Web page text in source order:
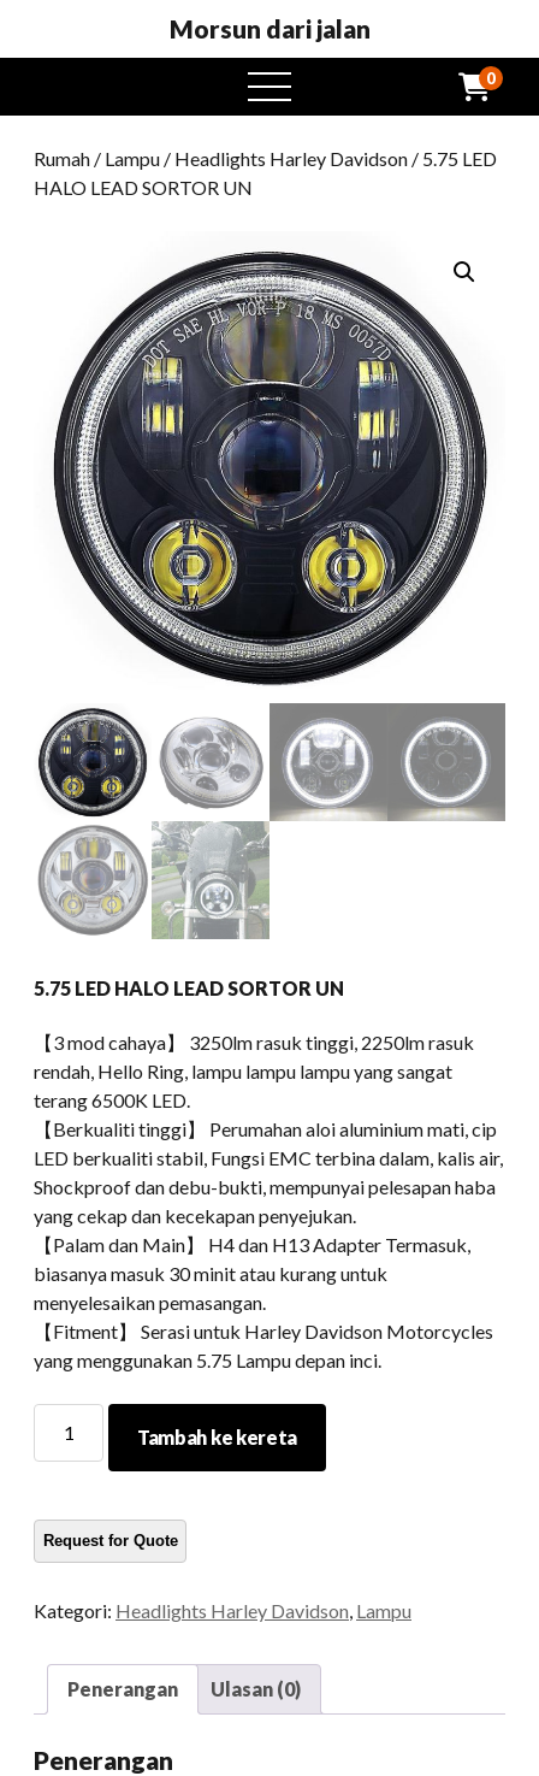
Morsun dari jalan
Buka
menu
0
Rumah / Lampu / Headlights Harley Davidson / 5.75 LED
HALO LEAD SORTOR UN
5.75 LED HALO LEAD SORTOR UN
【3 mod cahaya】 3250lm rasuk tinggi, 2250lm rasuk
rendah, Hello Ring, lampu lampu lampu yang sangat
terang 6500K LED.
【Berkualiti tinggi】 Perumahan aloi aluminium mati, cip
LED berkualiti stabil, Fungsi EMC terbina dalam, kalis air,
Shockproof dan debu-bukti, mempunyai pelesapan haba
yang cekap dan kecekapan penyejukan.
【Palam dan Main】 H4 dan H13 Adapter Termasuk,
biasanya masuk 30 minit atau kurang untuk
menyelesaikan pemasangan.
【Fitment】 Serasi untuk Harley Davidson Motorcycles
yang menggunakan 5.75 Lampu depan inci.
LED
SORTOR
UN
Tambah ke kereta
Kategori: Headlights Harley Davidson Lampu
Penerangan Ulasan (0)
Penerangan